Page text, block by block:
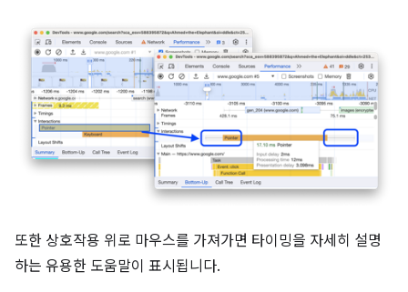
또한 상호작용 위로 마우스를 가져가면 타이밍을 자세히 설명
하는 유용한 도움말이 표시됩니다.